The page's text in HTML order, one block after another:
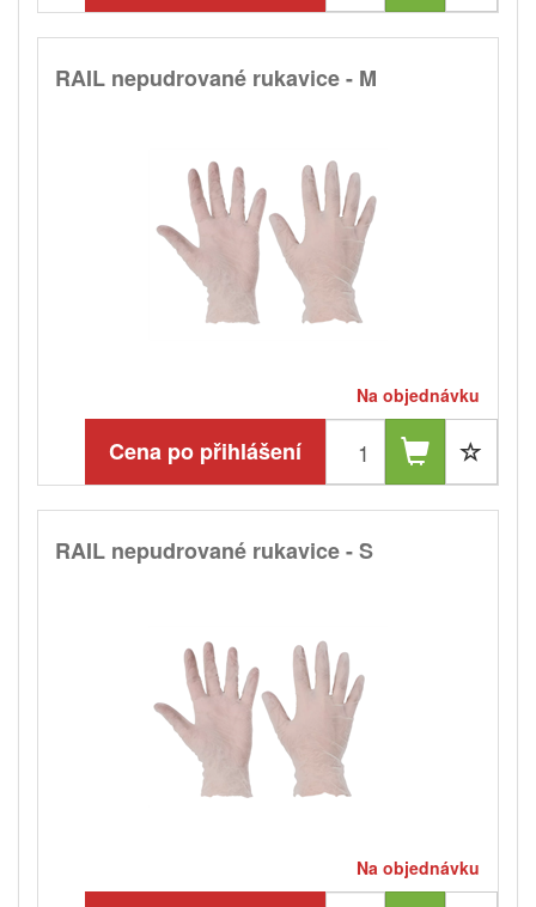
RAIL nepudrované rukavice - M
Na objednávku
Cena po přihlášení
RAIL nepudrované rukavice - S
Na objednávku